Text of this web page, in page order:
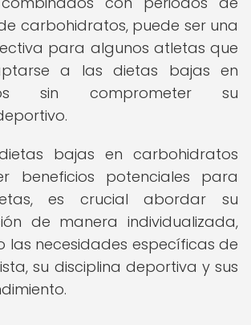
carbohidratos, puede ser una
para algunos atletas que
a las dietas bajas en
sin comprometer su
bajas en carbohidratos
beneficios potenciales para
es crucial abordar su
de manera individualizada,
las necesidades específicas de
su disciplina deportiva y sus